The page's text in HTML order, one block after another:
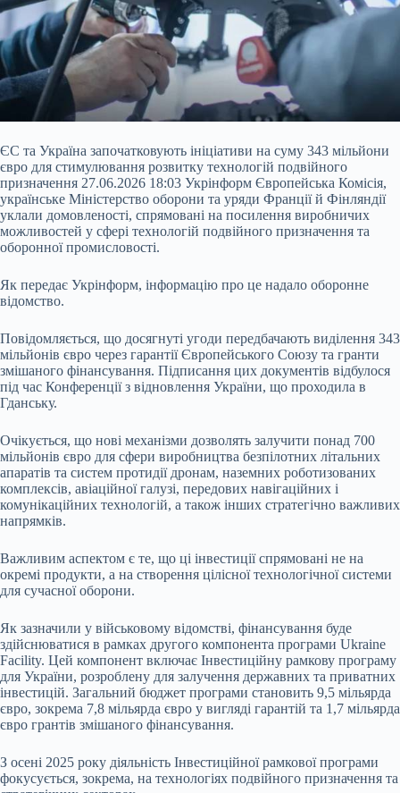
ЄС та Україна започатковують ініціативи на суму 343 мільйони
євро для стимулювання розвитку технологій подвійного
призначення 27.06.2026 18:03 Укрінформ Європейська Комісія,
українське Міністерство оборони та уряди Франції й Фінляндії
уклали домовленості, спрямовані на посилення виробничих
можливостей у сфері технологій подвійного призначення та
оборонної промисловості.
Як передає Укрінформ, інформацію про це надало оборонне
відомство.
Повідомляється, що досягнуті угоди передбачають виділення 343
мільйонів євро через гарантії Європейського Союзу та гранти
змішаного фінансування. Підписання цих документів відбулося
під час Конференції з відновлення України, що проходила в
Гданську.
Очікується, що нові механізми дозволять залучити понад 700
мільйонів євро для сфери виробництва безпілотних літальних
апаратів та систем протидії дронам, наземних роботизованих
комплексів, авіаційної галузі, передових навігаційних і
комунікаційних технологій, а також інших стратегічно важливих
напрямків.
Важливим аспектом є те, що ці інвестиції спрямовані не на
окремі продукти, а на створення цілісної технологічної системи
для сучасної оборони.
Як зазначили у військовому відомстві, фінансування буде
здійснюватися в рамках другого компонента програми Ukraine
Facility. Цей компонент включає Інвестиційну рамкову програму
для України, розроблену для залучення державних та приватних
інвестицій. Загальний бюджет програми становить 9,5 мільярда
євро, зокрема 7,8 мільярда євро у вигляді гарантій та 1,7 мільярда
євро грантів змішаного фінансування.
З осені 2025 року діяльність Інвестиційної рамкової програми
фокусується, зокрема, на технологіях подвійного призначення та